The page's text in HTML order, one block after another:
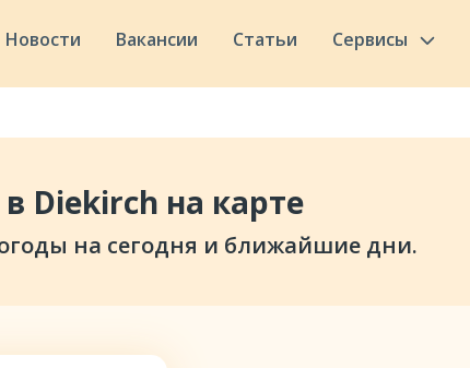
Новости Вакансии Статьи Сервисы
Diekirch на карте
на сегодня и ближайшие дни.